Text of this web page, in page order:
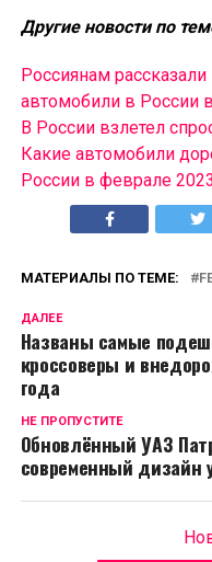
Другие новости по
Россиянам
автомобили в России
В России взлетел
Какие автомобили
России в феврале
МАТЕРИАЛЫ ПО ТЕМЕ:
ДАЛЕЕ
Названы самые
кроссоверы и
года
НЕ ПРОПУСТИТЕ
Обновлённый УАЗ
современный дизайн